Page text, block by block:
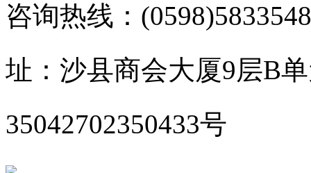
咨询热线：
址：沙县商会大厦9层B
35042702350433号